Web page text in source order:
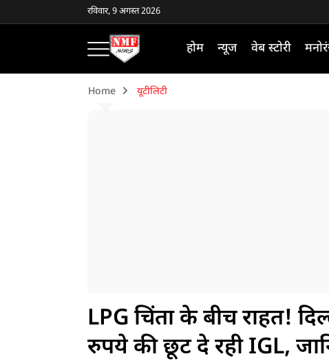
रविवार, 9 अगस्त 2026
होम न्यूज वेब स्टोरी
Home यूटीलिटी
LPG चिंता के बीच राहत!
रुपये की छूट दे रही IGL,